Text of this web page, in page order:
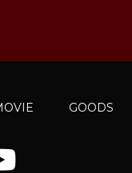
GOODS